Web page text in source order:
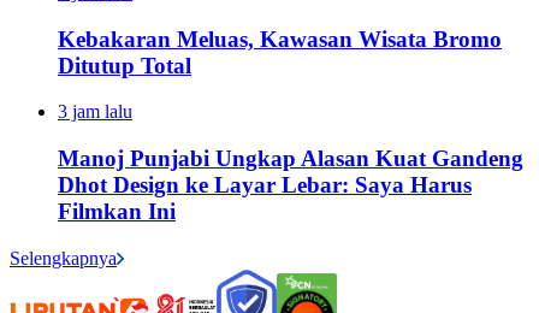
Kebakaran Meluas, Kawasan Wisata Bromo
Ditutup Total
3 jam lalu
Manoj Punjabi Ungkap Alasan Kuat Gandeng
Dhot Design ke Layar Lebar: Saya Harus
Filmkan Ini
Selengkapnya